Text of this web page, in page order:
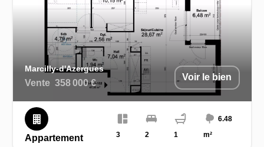
Marcilly-d'Azergues
Vente 358 000 €
Voir le bien
Appartement 3 2 1
6.48
m²